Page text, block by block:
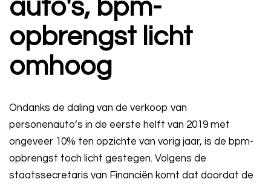
auto's, bpm-
opbrengst licht
omhoog
Ondanks de daling van de verkoop van
personenauto’s in de eerste helft van 2019 met
ongeveer 10% ten opzichte van vorig jaar, is de bpm-
opbrengst toch licht gestegen. Volgens de
staatssecretaris van Financiën komt dat doordat de